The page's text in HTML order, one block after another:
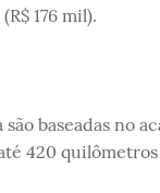
176 mil).
baseadas no
420